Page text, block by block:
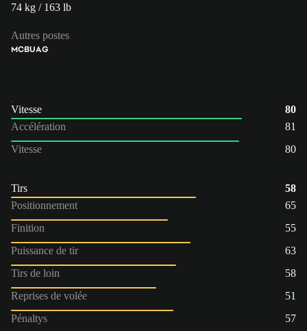
74 kg / 163 lb
Autres postes
MCBUAG
Vitesse
80
Accélération
81
Vitesse
80
Tirs
58
Positionnement
65
Finition
55
Puissance de tir
63
Tirs de loin
58
Reprises de volée
51
Pénaltys
57